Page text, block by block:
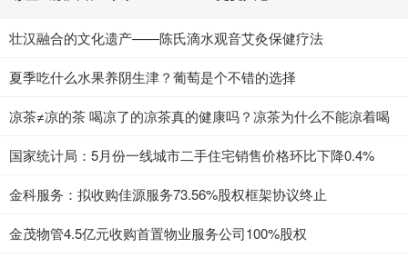
壮汉融合的文化遗产——陈氏滴水观音艾灸保健疗法
夏季吃什么水果养阴生津？葡萄是个不错的选择
凉茶≠凉的茶 喝凉了的凉茶真的健康吗？凉茶为什么不能凉着喝
国家统计局：5月份一线城市二手住宅销售价格环比下降0.4%
金科服务：拟收购佳源服务73.56%股权框架协议终止
金茂物管4.5亿元收购首置物业服务公司100%股权